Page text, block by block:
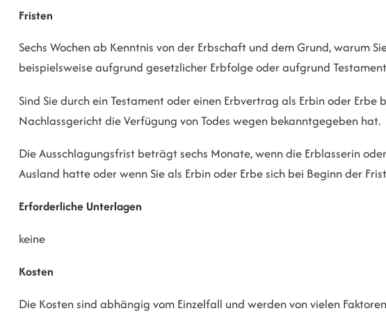
Fristen
Sechs Wochen ab Kenntnis von der Erbschaft und dem Grund, warum
beispielsweise aufgrund gesetzlicher Erbfolge oder aufgrund
Sind Sie durch ein Testament oder einen Erbvertrag als Erbin oder
Nachlassgericht die Verfügung von Todes wegen bekanntgegeben hat.
Die Ausschlagungsfrist beträgt sechs Monate, wenn die Erblasserin
Ausland hatte oder wenn Sie als Erbin oder Erbe sich bei Beginn der
Erforderliche Unterlagen
keine
Kosten
Die Kosten sind abhängig vom Einzelfall und werden von vielen